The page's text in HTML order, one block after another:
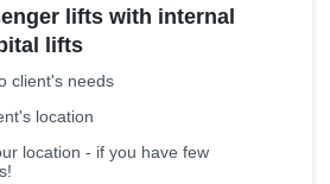
lifts with internal
lifts
client's needs
location
location - if you have few